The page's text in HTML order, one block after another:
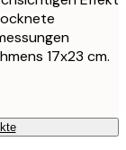
17x23 cm.